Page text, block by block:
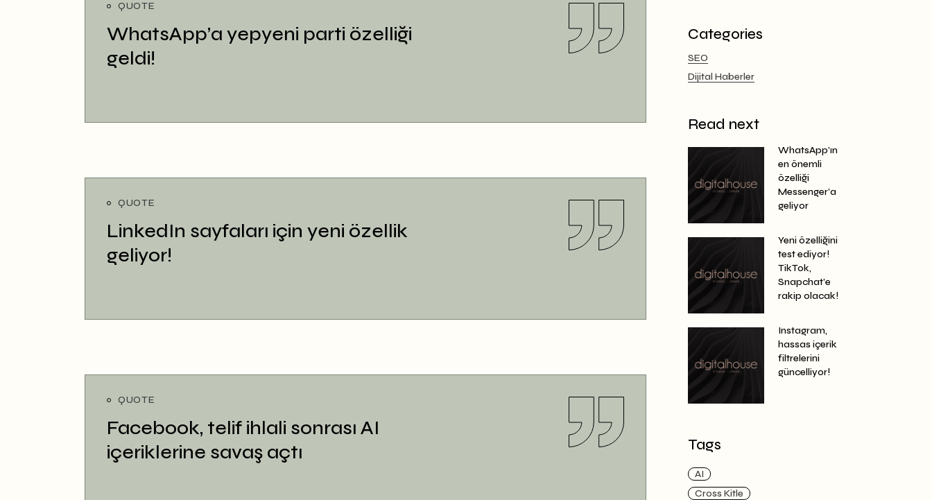
QUOTE
WhatsApp’a yepyeni parti özelliği
geldi!
QUOTE
LinkedIn sayfaları için yeni özellik
geliyor!
QUOTE
Facebook, telif ihlali sonrası AI
içeriklerine savaş açtı
Categories
SEO
Dijital Haberler
Read next
WhatsApp’ın
en önemli
özelliği
Messenger’a
geliyor
Yeni özelliğini
test ediyor!
TikTok,
Snapchat’e
rakip olacak!
Instagram,
hassas içerik
filtrelerini
güncelliyor!
Tags
AI
Cross Kitle